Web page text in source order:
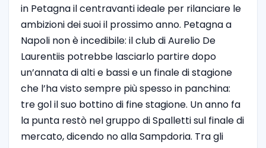
in Petagna il centravanti ideale per rilanciare le
ambizioni dei suoi il prossimo anno. Petagna a
Napoli non è incedibile: il club di Aurelio De
Laurentiis potrebbe lasciarlo partire dopo
un’annata di alti e bassi e un finale di stagione
che l’ha visto sempre più spesso in panchina:
tre gol il suo bottino di fine stagione. Un anno fa
la punta restò nel gruppo di Spalletti sul finale di
mercato, dicendo no alla Sampdoria. Tra gli